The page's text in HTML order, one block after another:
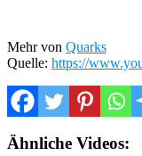
Mehr von Quarks
Quelle: https://
Ähnliche Videos: